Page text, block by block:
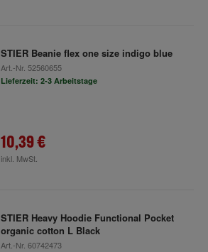
STIER Beanie flex one size indigo blue
Art.-Nr. 52560655
Lieferzeit: 2-3 Arbeitstage
10,39 €
inkl. MwSt.
STIER Heavy Hoodie Functional Pocket
organic cotton L Black
Art.-Nr. 60742473